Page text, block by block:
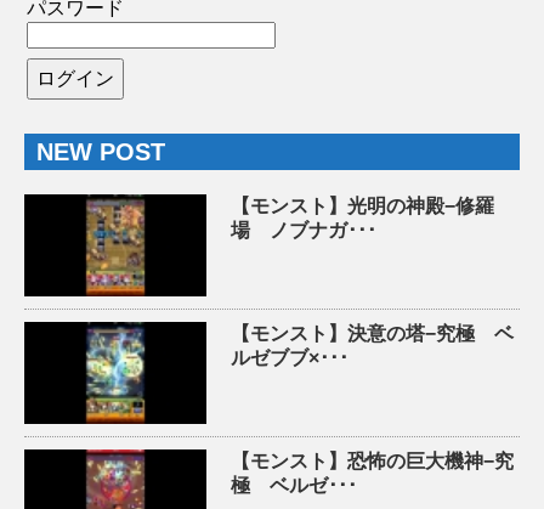
パスワード
NEW POST
【モンスト】光明の神殿−修羅
場 ノブナガ･･･
【モンスト】決意の塔−究極 ベ
ルゼブブ×･･･
【モンスト】恐怖の巨大機神−究
極 ベルゼ･･･